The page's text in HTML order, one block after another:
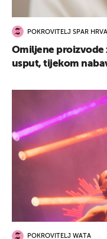
POKROVITELJ SPAR
Omiljene proizvode
usput, tijekom
POKROVITELJ WATA